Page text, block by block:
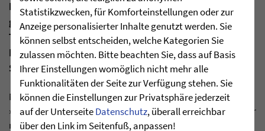
Ich sehe wöchentlich Ihre Sendungen und bin
gesegnet. Nun wollte ich Sie fragen, wenn ich Bibel
TV unterstütze, kommt ein Teil des Betrages auch
Ihnen zugute oder haben Sie ein eigenes Schweizer
Spendenkonto?
Nein, wenn Sie Bibel TV unterstützen, bekommen wir als
»Stunde des Höchsten« davon leider nichts. Im Gegenteil, wir
müssen nicht nur unsere gesamten Kosten selber
Statistikzwecken, für Komforteinstellungen oder zur
Anzeige personalisierter Inhalte genutzt werden. Sie
können selbst entscheiden, welche Kategorien Sie
zulassen möchten. Bitte beachten Sie, dass auf Basis
Ihrer Einstellungen womöglich nicht mehr alle
Funktionalitäten der Seite zur Verfügung stehen. Sie
können die Einstellungen zur Privatsphäre jederzeit
auf der UnterseiteDatenschutz, überall erreichbar
über den Link im Seitenfuß, anpassen!